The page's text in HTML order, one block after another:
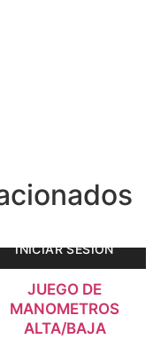
INICIAR SESIÓN
JUEGO DE
MANOMETROS
ALTA/BAJA